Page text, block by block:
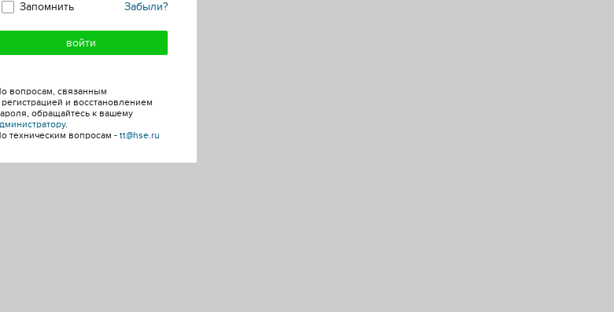
Забыли?
Запомнить
вопросам, связанным
регистрацией и восстановлением
обращайтесь к вашему
.
техническим вопросам - tt@hse.ru